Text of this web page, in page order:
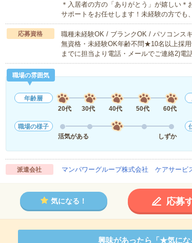
＊入居者の方の「ありがとう」が嬉しい
サポートをお任せします！未経験の方で
応募資格
職種未経験OK / ブランクOK / パソコンス
無資格・未経験OK年齢不問★10名以上採
までに担当より電話・メールでご連絡2)電
職場の雰囲気
年齢層
20代
30代 40代 50代 60代
職場の様子
活気がある
しずか
派遣会社 マンパワーグループ株式会社 ケアサービ
気になる！ 応募
興味があったら「★気にな